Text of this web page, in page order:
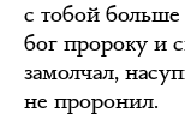
с тобой
бог пророку и
замолчал,
не проронил.